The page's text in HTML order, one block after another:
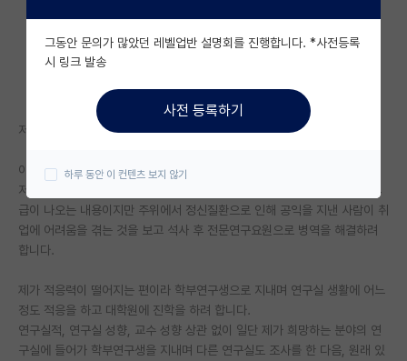
자유 게시판(아무개랩)
미국 유학 게시판
미국 대학원 합격 후기 게시판
대학원생 모집 게시판
연구실(PI) 홍보 게시판
석박사 채용 정보 게시판
학부 인턴 게시판
취업 게시판
저는 지방대 공대에 재학중인 학부생입니다.
아래 두 줄은 본문과는 관련이 없는 제 이야기입니다.
저는 군대 내에서 적응을 못할 것이 확실하고, 정신과 진단기록은 명백히 4
급이 나오는 내용이지만 주위에서 정신질환으로 인해 공익을 지낸 사람이 취
업에 어려움을 겪는 것을 보고 석사 후 전문연구요원으로 병역을 해결하려
합니다.
제가 적응력이 떨어지는 편이라 학부연구생으로 지내며 연구실 생활에 어느
정도 적응을 하고 대학원에 진학을 하려 합니다.
연구실적, 연구실 성향, 교수 성향 상관 없이 일단 제가 희망하는 분야의 연
구실에 들어가 학부연구생을 지내며 다른 연구실도 조사를 한 다음, 원래 있
그동안 문의가 많았던 레벨업반 설명회를 진행합니다. *사전등록
시 링크 발송
사전 등록하기
하루 동안 이 컨텐츠 보지 않기